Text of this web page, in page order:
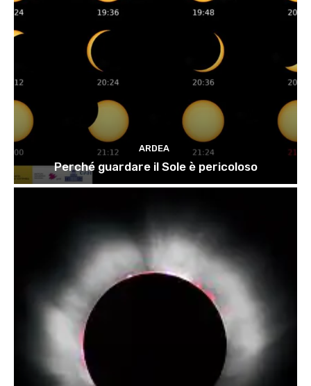
ARDEA
Perché guardare il Sole è pericoloso